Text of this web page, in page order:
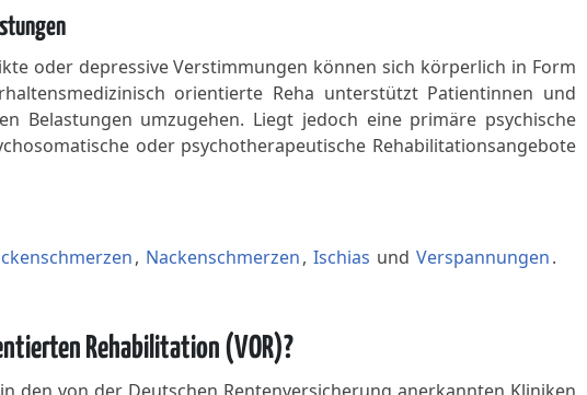
oder depressive Verstimmungen können sich körperlich in Form
orientierte Reha unterstützt Patientinnen und
Belastungen umzugehen. Liegt jedoch eine primäre psychische
oder psychotherapeutische Rehabilitationsangebote
, Nackenschmerzen, Ischias und Verspannungen.
Rehabilitation (VOR)?